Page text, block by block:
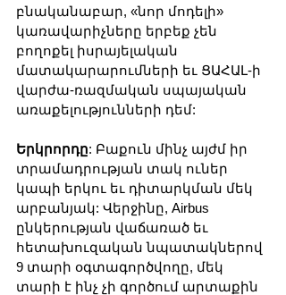
բնականաբար, «նոր մոդելի»
կառավարիչները երբեք չեն
բողոքել իսրայելական
մատակարարումների եւ ՑԱՀԱԼ-ի
վարժա-ռազմական սպայական
առաքելությունների դեմ:
Երկրորդը: Բաքուն մինչ այժմ իր
տրամադրության տակ ուներ
կապի երկու եւ դիտարկման մեկ
արբանյակ: Վերջինը, Airbus
ընկերության վաճառած եւ
հետախուզական նպատակներով
9 տարի օգտագործվողը, մեկ
տարի է ինչ չի գործում արտաքին